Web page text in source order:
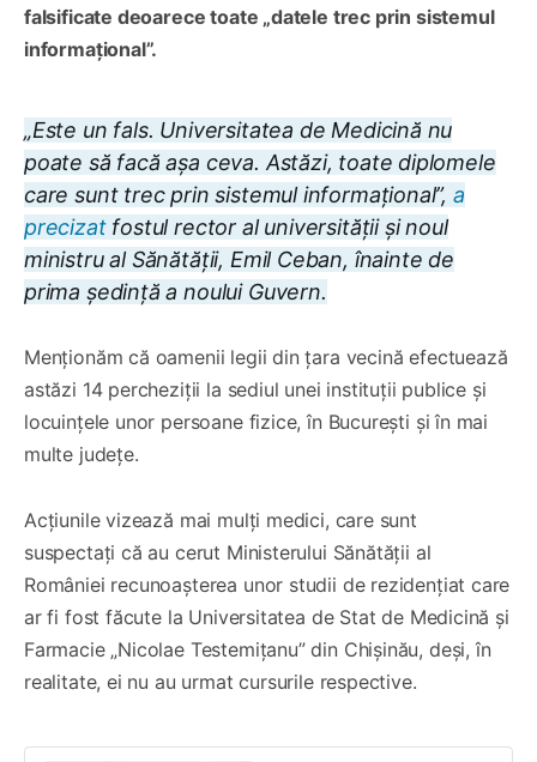
falsificate deoarece toate „datele trec prin sistemul
informațional”.
„Este un fals. Universitatea de Medicină nu
poate să facă așa ceva. Astăzi, toate diplomele
care sunt trec prin sistemul informațional”, a
precizatfostul rector al universității și noul
ministru al Sănătății, Emil Ceban, înainte de
prima ședință a noului Guvern.
Menționăm că oamenii legii din țara vecină efectuează
astăzi 14 percheziții la sediul unei instituții publice și
locuințele unor persoane fizice, în București și în mai
multe județe.
Acțiunile vizează mai mulți medici, care sunt
suspectați că au cerut Ministerului Sănătății al
României recunoașterea unor studii de rezidențiat care
ar fi fost făcute la Universitatea de Stat de Medicină și
Farmacie „Nicolae Testemițanu” din Chișinău, deși, în
realitate, ei nu au urmat cursurile respective.